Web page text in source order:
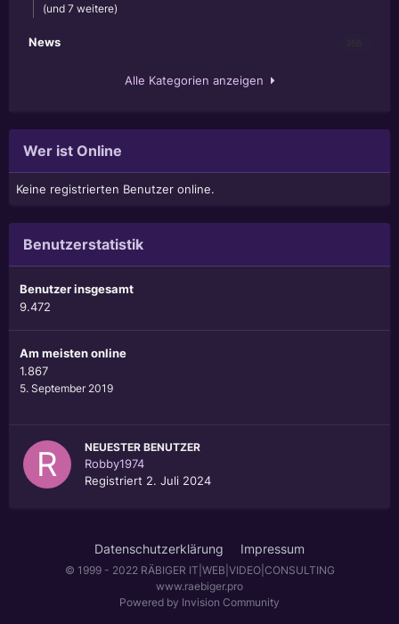
(und 7 weitere)
News
Alle Kategorien anzeigen
Wer ist Online
Keine registrierten Benutzer online.
Benutzerstatistik
Benutzer insgesamt
9.472
Am meisten online
1.867
5. September 2019
NEUESTER BENUTZER
Robby1974
Registriert 2. Juli 2024
Datenschutzerklärung Impressum
© 1999 - 2022 RÄBIGER IT|WEB|VIDEO|CONSULTING
www.raebiger.pro
Powered by Invision Community